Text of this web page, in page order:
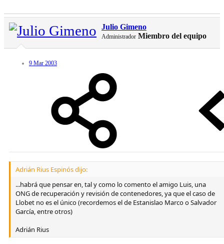
Julio Gimeno
Administrador Miembro del equipo
9 Mar 2003
Adrián Rius Espinós dijo:
...habrá que pensar en, tal y como lo comento el amigo Luis, una
ONG de recuperación y revisión de contenedores, ya que el caso de
Llobet no es el único (recordemos el de Estanislao Marco o Salvador
García, entre otros)
Adrián Rius